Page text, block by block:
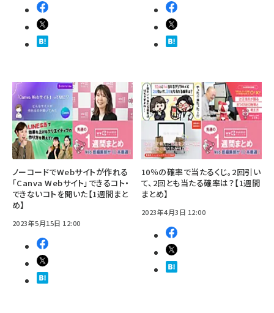
ノーコードでWebサイトが作れる
「Canva Webサイト」できるコト・
できないコトを聞いた【1週間まと
め】
2023年5月15日 12:00
10％の確率で当たるくじ。2回引い
て、2回とも当たる確率は？【1週間
まとめ】
2023年4月3日 12:00